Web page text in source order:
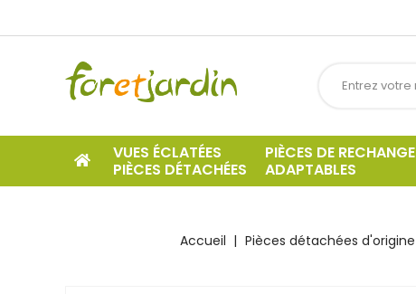
VUES ÉCLATÉES
PIÈCES DÉTACHÉES
PIÈCES DE RECHANGE
ADAPTABLES
Accueil Pièces détachées d'origine